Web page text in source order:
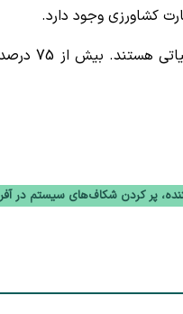
کشاورزی وجود دارد.
بیرونگی کوروتارو گفت که دانشگاه‌ها برای آموزش نسل بعدی دانشمندان و
پر کردن شکاف‌های سیستم در